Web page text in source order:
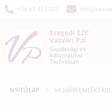
+36-62 425-322
Szegedi SZC
Vasvári Pál
Gazdasági és
Informatikai
Technikum
NYITÓLAP VASVÁRI